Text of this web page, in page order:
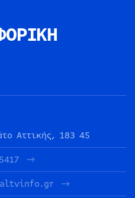
Αττικής, 183 45